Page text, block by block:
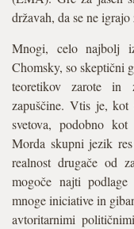
državah, da se ne
Mnogi, celo najbolj
Chomsky, so skeptični
teoretikov zarote in
zapuščine. Vtis je,
svetova, podobno kot
Morda skupni jezik
realnost drugače od
mogoče najti
mnoge iniciative in
avtoritarnimi